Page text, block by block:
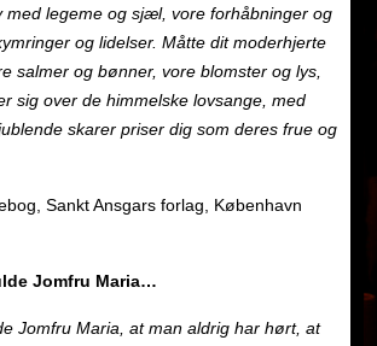
med legeme og sjæl, vore forhåbninger og
og lidelser. Måtte dit moderhjerte
salmer og bønner, vore blomster og lys,
sig over de himmelske lovsange, med
skarer priser dig som deres frue og
Sankt Ansgars forlag, København
Jomfru Maria…
Jomfru Maria, at man aldrig har hørt, at